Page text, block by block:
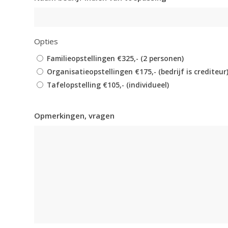
Opties
Familieopstellingen €325,- (2 personen)
Organisatieopstellingen €175,- (bedrijf is crediteur)
Tafelopstelling €105,- (individueel)
Opmerkingen, vragen